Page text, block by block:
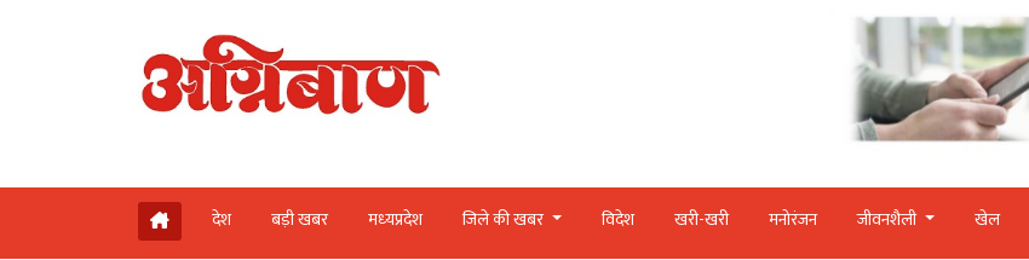
देश बड़ी खबर मध्‍यप्रदेश जिले की खबर विदेश खरी-खरी मनोरंजन जीवनशैली खेल